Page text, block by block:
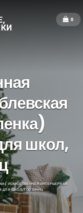
0
школ,
/ ИСКУССТВЕННАЯ ИНТЕРЬЕРНАЯ
ШКОЛ, ГОСТИНИЦ